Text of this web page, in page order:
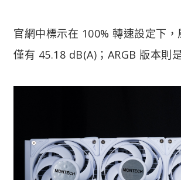
官網中標示在 100% 轉速設定下
僅有 45.18 dB(A)；ARGB 版本則